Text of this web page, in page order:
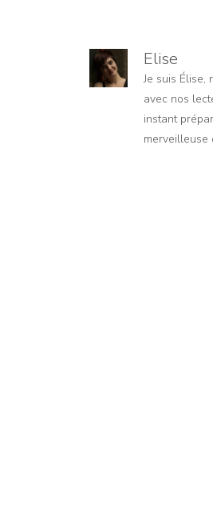
Elise
Je suis Élise,
avec nos
instant
merveilleuse